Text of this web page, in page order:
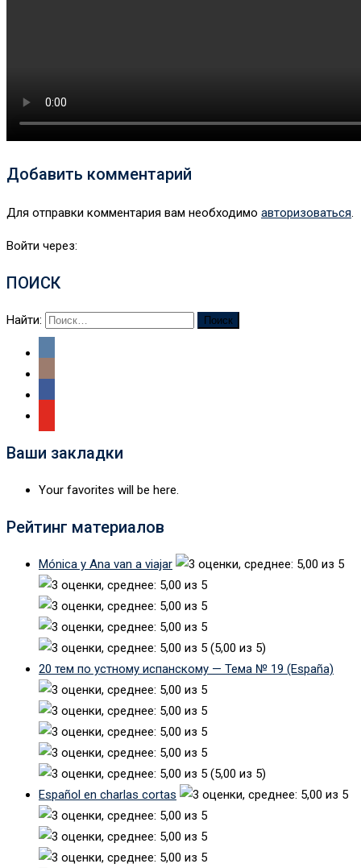
Добавить комментарий
Для отправки комментария вам необходимо авторизоваться
Войти через:
ПОИСК
Найти:
Ваши закладки
Your favorites will be here.
Рейтинг материалов
Mónica y Ana van a viajar
(5,00 из 5)
20 тем по устному испанскому — Тема № 19 (España)
(5,00 из 5)
Español en charlas cortas